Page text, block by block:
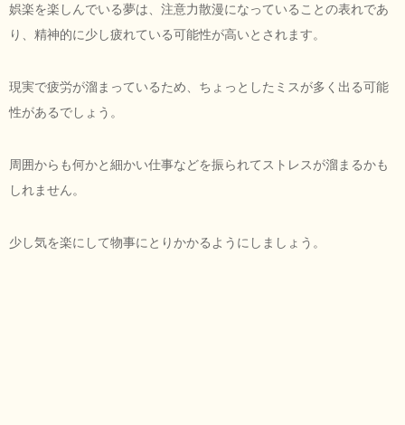
娯楽を楽しんでいる夢は、注意力散漫になっていることの表れであ
り、精神的に少し疲れている可能性が高いとされます。
現実で疲労が溜まっているため、ちょっとしたミスが多く出る可能
性があるでしょう。
周囲からも何かと細かい仕事などを振られてストレスが溜まるかも
しれません。
少し気を楽にして物事にとりかかるようにしましょう。